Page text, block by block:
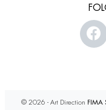
© 2026 - Art Direction FIMA